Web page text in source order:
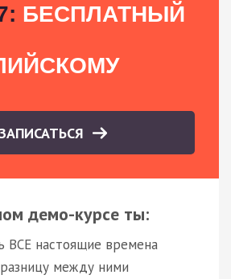
БЕСПЛАТНЫЙ
демо-курсе ты:
ВСЕ настоящие времена
между ними